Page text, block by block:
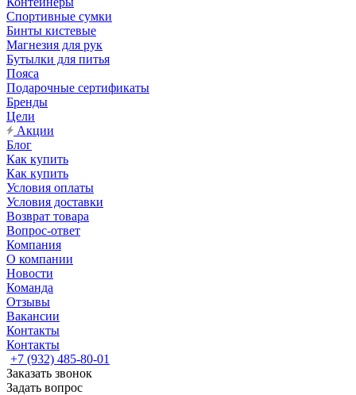
Спортивные сумки
Бинты кистевые
Магнезия для рук
Бутылки для питья
Пояса
Подарочные сертификаты
Бренды
Цели
Акции
Блог
Как купить
Как купить
Условия оплаты
Условия доставки
Возврат товара
Вопрос-ответ
Компания
О компании
Новости
Команда
Отзывы
Вакансии
Контакты
Контакты
+7 (932) 485-80-01
Заказать звонок
Задать вопрос